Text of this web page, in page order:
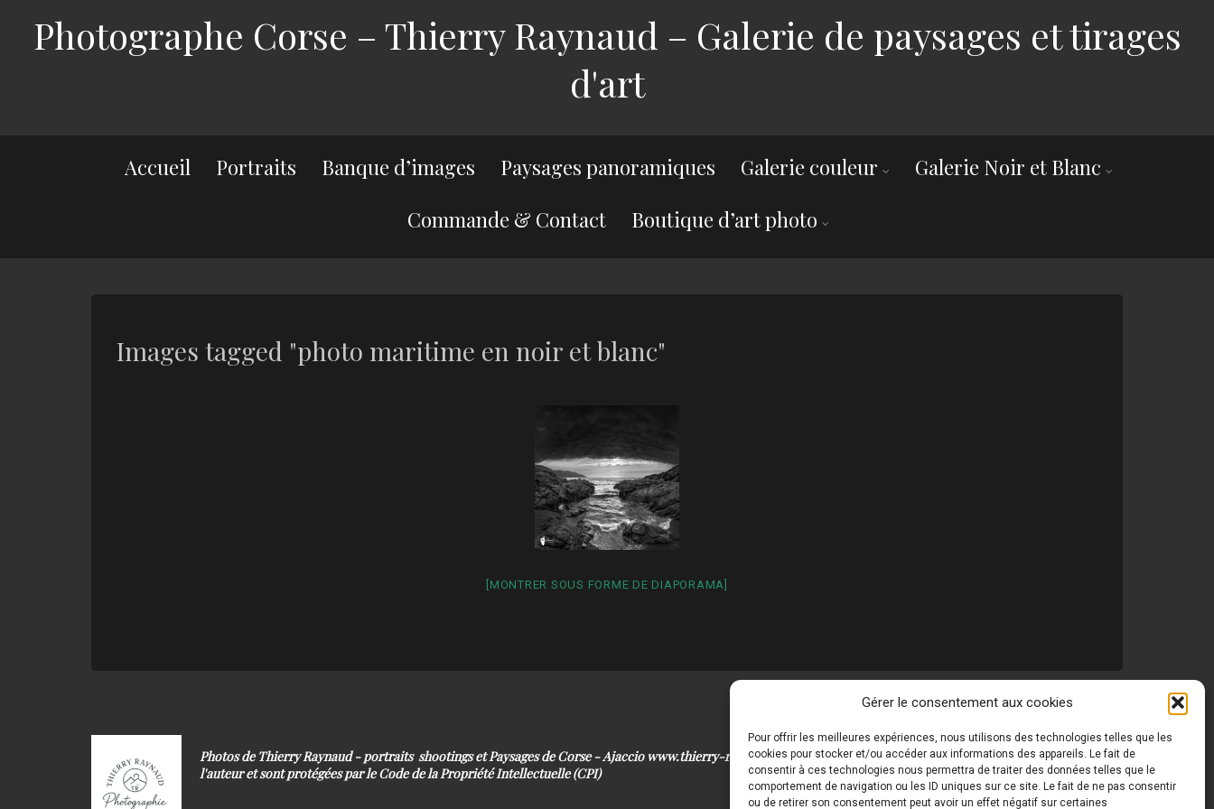
Gérer le consentement aux cookies
Pour offrir les meilleures expériences, nous utilisons des technologies telles que les
cookies pour stocker et/ou accéder aux informations des appareils. Le fait de
consentir à ces technologies nous permettra de traiter des données telles que le
comportement de navigation ou les ID uniques sur ce site. Le fait de ne pas consentir
ou de retirer son consentement peut avoir un effet négatif sur certaines
Photographe Corse – Thierry Raynaud – Galerie de paysages et tirages
d'art
Accueil Portraits Banque d’images Paysages panoramiques Galerie couleur
Galerie Noir et Blanc
Commande & Contact
Boutique d’art photo
Images tagged "photo maritime en noir et blanc"
[MONTRER SOUS FORME DE DIAPORAMA]
Photos de Thierry Raynaud - portraits shootings et Paysages de Corse - Ajaccio www.thierry-raynaud.com © Toutes les photos de ce site sont la propriété de
l'auteur et sont protégées par le Code de la Propriété Intellectuelle (CPI)